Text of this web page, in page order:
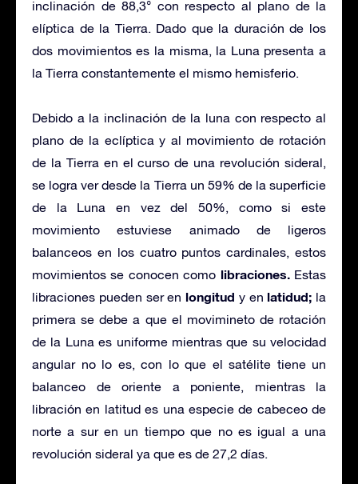
inclinación de 88,3° con respecto al plano de la
elíptica de la Tierra. Dado que la duración de los
dos movimientos es la misma, la Luna presenta a
la Tierra constantemente el mismo hemisferio.
Debido a la inclinación de la luna con respecto al
plano de la eclíptica y al movimiento de rotación
de la Tierra en el curso de una revolución sideral,
se logra ver desde la Tierra un 59% de la superficie
de la Luna en vez del 50%, como si este
movimiento estuviese animado de ligeros
balanceos en los cuatro puntos cardinales, estos
movimientos se conocen como libraciones.Estas
libraciones pueden ser en longitud y en latidud; la
primera se debe a que el movimineto de rotación
de la Luna es uniforme mientras que su velocidad
angular no lo es, con lo que el satélite tiene un
balanceo de oriente a poniente, mientras la
libración en latitud es una especie de cabeceo de
norte a sur en un tiempo que no es igual a una
revolución sideral ya que es de 27,2 días.